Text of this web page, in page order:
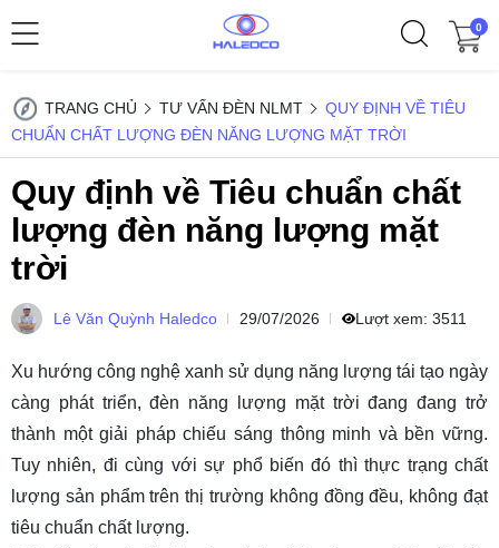
0
TRANG CHỦ TƯ VẤN ĐÈN NLMT
QUY ĐỊNH VỀ TIÊU
CHUẨN CHẤT LƯỢNG ĐÈN NĂNG LƯỢNG MẶT TRỜI
Quy định về Tiêu chuẩn chất
lượng đèn năng lượng mặt
trời
Lê Văn Quỳnh Haledco 29/07/2026 Lượt xem: 3511
Xu hướng công nghệ xanh sử dụng năng lượng tái tạo ngày
càng phát triển,đèn năng lượng mặt trời đang đang trở
thành một giải pháp chiếu sáng thông minh và bền vững.
Tuy nhiên, đi cùng với sự phổ biến đó thì thực trạng chất
lượng sản phẩm trên thị trường không đồng đều, không đạt
tiêu chuẩn chất lượng.